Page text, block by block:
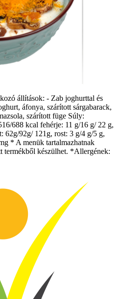
állítások: - Zab joghurttal és
áfonya, szárított sárgabarack,
szárított füge Súly:
688 kcal fehérje: 11 g/16 g/ 22 g,
62g/92g/ 121g, rost: 3 g/4 g/5 g,
* A menük tartalmazhatnak
termékből készülhet. *Allergének: